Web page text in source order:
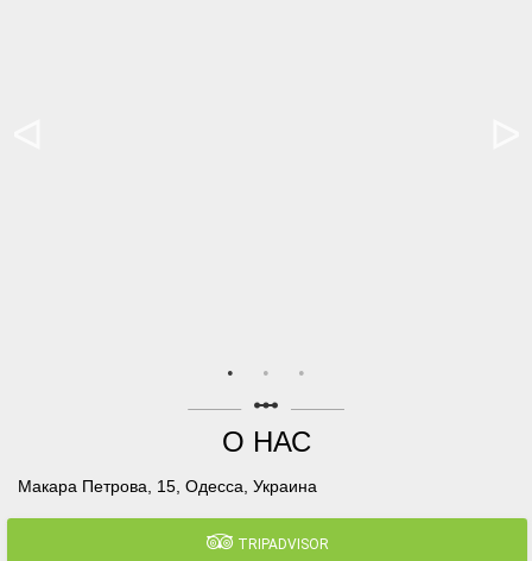
linear_scale
О НАС
Макара Петрова, 15, Одесса, Украина
TRIPADVISOR